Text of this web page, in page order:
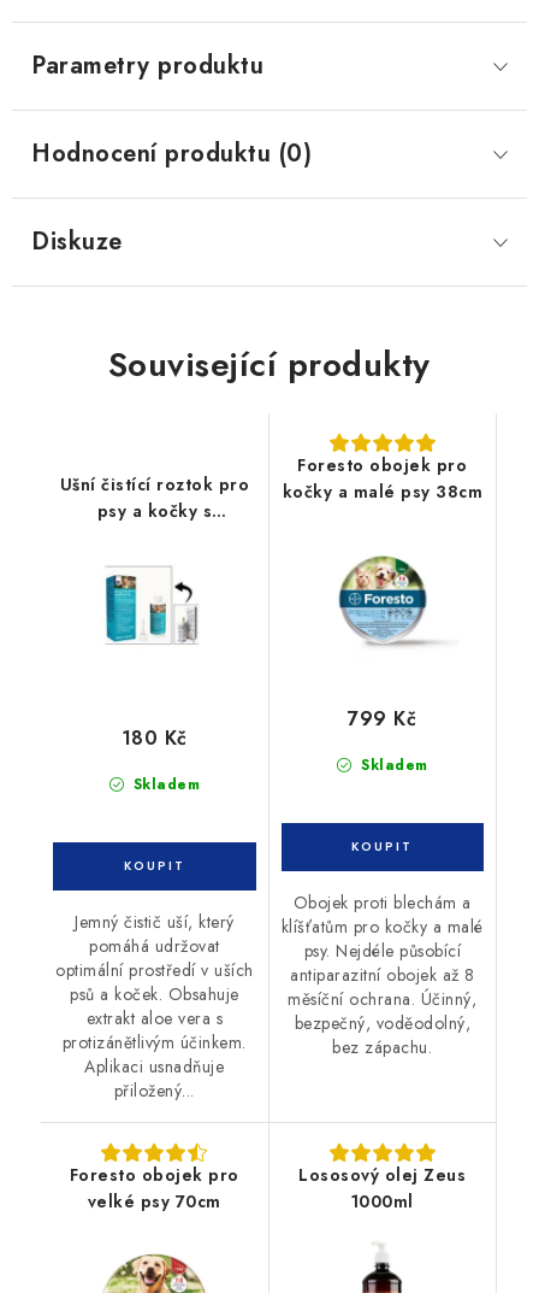
Parametry produktu
Hodnocení produktu (0)
Diskuze
Související produkty
Ušní čistící roztok pro
psy a kočky s
Skladem
180 Kč
Jemný čistič uší, který
pomáhá udržovat
optimální prostředí v uších
psů a koček. Obsahuje
extrakt aloe vera s
protizánětlivým účinkem.
Aplikaci usnadňuje
přiložený...
Foresto obojek pro
kočky a malé psy 38cm
Skladem
799 Kč
Obojek proti blechám a
klíšťatům pro kočky a malé
psy. Nejdéle působící
antiparazitní obojek až 8
měsíční ochrana. Účinný,
bezpečný, voděodolný,
bez zápachu.
Foresto obojek pro
velké psy 70cm
Lososový olej Zeus
1000ml